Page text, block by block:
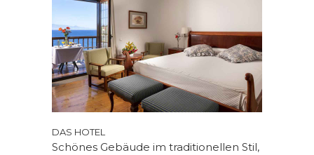
DAS HOTEL
Schönes Gebäude im traditionellen Stil,